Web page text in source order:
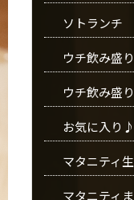
ソトランチ
ウチ飲み盛
ウチ飲み盛
お気に入り♪
マタニティ
マタニティ